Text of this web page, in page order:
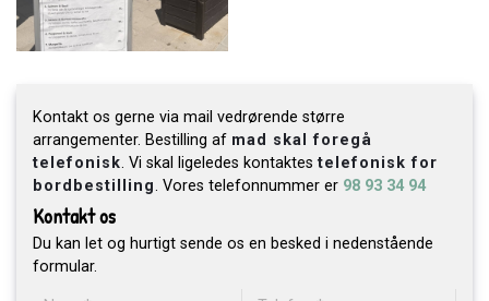
Kontakt os gerne via mail vedrørende større
arrangementer. Bestilling af mad skal foregå
telefonisk. Vi skal ligeledes kontaktestelefonisk for
bordbestilling. Vores telefonnummer er 98 93 34 94
Kontakt os
Du kan let og hurtigt sende os en besked i nedenstående
formular.